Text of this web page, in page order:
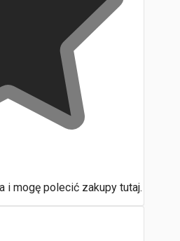
i mogę polecić zakupy tutaj.